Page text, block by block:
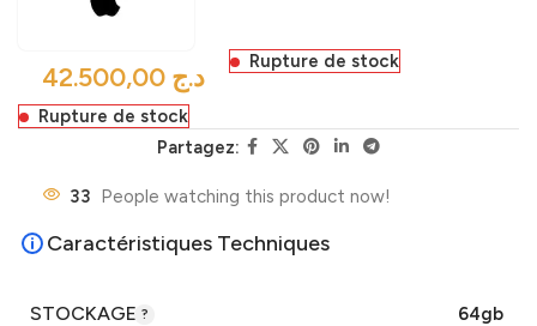
د.ج Rupture de stock
Rupture de stock
Partagez:
33 People watching this product now!
Caractéristiques Techniques
STOCKAGE 64gb